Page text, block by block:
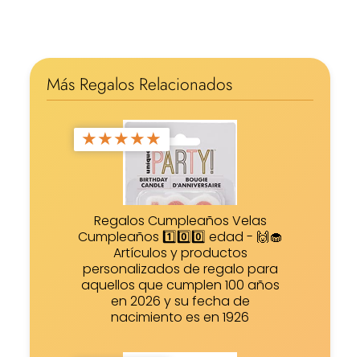
Más Regalos Relacionados
★★★★★
Regalos Cumpleaños Velas
Cumpleaños 1️⃣0️⃣0️⃣ edad - 🙌🧁
Artículos y productos
personalizados de regalo para
aquellos que cumplen 100 años
en 2026 y su fecha de
nacimiento es en 1926